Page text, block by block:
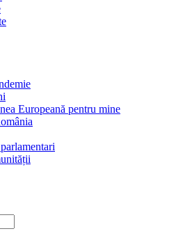
Europeană pentru mine